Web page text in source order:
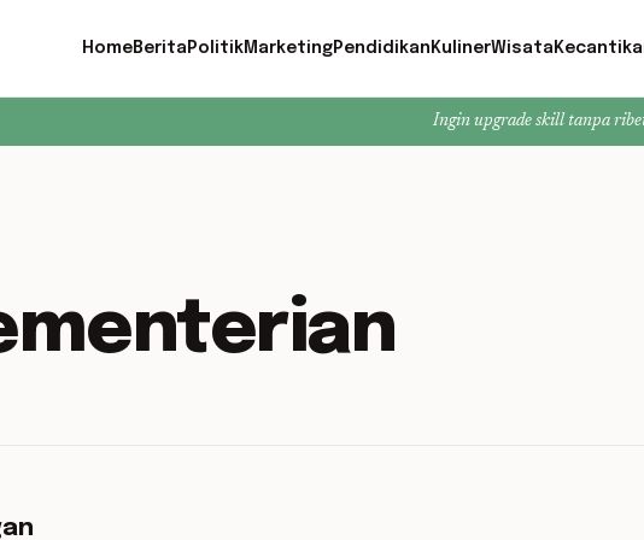
HomeBerita PolitikMarketingPendidikan KulinerWisata
Ingin upgrade skill tanpa ribet?